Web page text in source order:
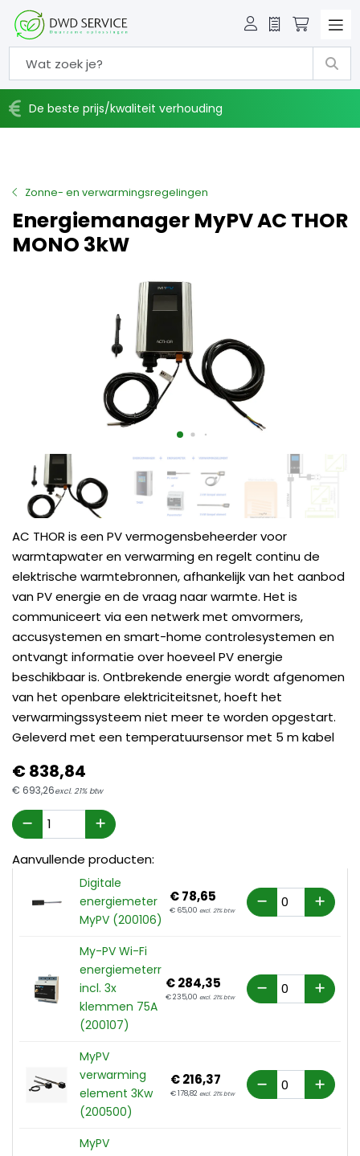
Offerte
De beste prijs/kwaliteit verhouding
Zonne- en verwarmingsregelingen
Energiemanager MyPV AC THOR
MONO 3kW
AC THOR is een PV vermogensbeheerder voor
warmtapwater en verwarming en regelt continu de
elektrische warmtebronnen, afhankelijk van het aanbod
van PV energie en de vraag naar warmte. Het is
communiceert via een netwerk met omvormers,
accusystemen en smart-home controlesystemen en
ontvangt informatie over hoeveel PV energie
beschikbaar is. Ontbrekende energie wordt afgenomen
van het openbare elektriciteitsnet, hoeft het
verwarmingssysteem niet meer te worden opgestart.
Geleverd met een temperatuursensor met 5 m kabel
€838,84
€ 693,26excl. 21% btw
Aanvullende producten:
Digitale
energiemeter
MyPV (200106)
€78,65
€ 65,00 excl. 21% btw
My-PV Wi-Fi
energiemeterr
incl. 3x
klemmen 75A
(200107)
€284,35
€235,00 excl. 21% btw
MyPV
verwarming
element 3Kw
(200500)
€216,37
€178,82 excl. 21% btw
MyPV